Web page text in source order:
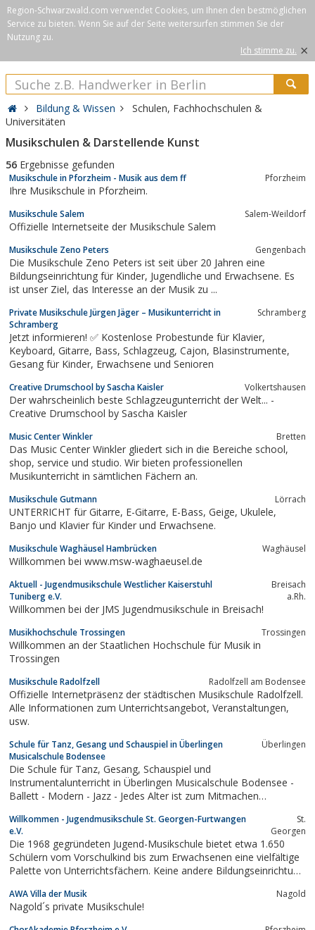
Region-Schwarzwald.com verwendet Cookies, um Ihnen den bestmöglichen
Service zu bieten. Wenn Sie auf der Seite weitersurfen stimmen Sie der
Nutzung zu.
Ich stimme zu. ×
Bildung & Wissen
Schulen, Fachhochschulen &
Universitäten
Musikschulen & Darstellende Kunst
56 Ergebnisse gefunden
Musikschule in Pforzheim - Musik aus dem ff Pforzheim
Ihre Musikschule in Pforzheim.
Musikschule Salem Salem-Weildorf
Offizielle Internetseite der Musikschule Salem
Musikschule Zeno Peters Gengenbach
Die Musikschule Zeno Peters ist seit über 20 Jahren eine
Bildungseinrichtung für Kinder, Jugendliche und Erwachsene. Es
ist unser Ziel, das Interesse an der Musik zu ...
Private Musikschule Jürgen Jäger – Musikunterricht in
Schramberg
Schramberg
Jetzt informieren! ✅ Kostenlose Probestunde für Klavier,
Keyboard, Gitarre, Bass, Schlagzeug, Cajon, Blasinstrumente,
Gesang für Kinder, Erwachsene und Senioren
Creative Drumschool by Sascha Kaisler Volkertshausen
Der wahrscheinlich beste Schlagzeugunterricht der Welt... -
Creative Drumschool by Sascha Kaisler
Music Center Winkler Bretten
Das Music Center Winkler gliedert sich in die Bereiche school,
shop, service und studio. Wir bieten professionellen
Musikunterricht in sämtlichen Fächern an.
Musikschule Gutmann Lörrach
UNTERRICHT für Gitarre, E-Gitarre, E-Bass, Geige, Ukulele,
Banjo und Klavier für Kinder und Erwachsene.
Musikschule Waghäusel Hambrücken Waghäusel
Willkommen bei www.msw-waghaeusel.de
Aktuell - Jugendmusikschule Westlicher Kaiserstuhl
Tuniberg e.V.
Breisach
a.Rh.
Willkommen bei der JMS Jugendmusikschule in Breisach!
Musikhochschule Trossingen Trossingen
Willkommen an der Staatlichen Hochschule für Musik in
Trossingen
Musikschule Radolfzell Radolfzell am Bodensee
Offizielle Internetpräsenz der städtischen Musikschule Radolfzell.
Alle Informationen zum Unterrichtsangebot, Veranstaltungen,
usw.
Schule für Tanz, Gesang und Schauspiel in Überlingen
Musicalschule Bodensee
Überlingen
Die Schule für Tanz, Gesang, Schauspiel und
Instrumentalunterricht in Überlingen Musicalschule Bodensee -
Ballett - Modern - Jazz - Jedes Alter ist zum Mitmachen
Willkommen - Jugendmusikschule St. Georgen-Furtwangen
e.V.
St.
Georgen
Die 1968 gegründeten Jugend-Musikschule bietet etwa 1.650
Schülern vom Vorschulkind bis zum Erwachsenen eine vielfältige
Palette von Unterrichtsfächern. Keine andere Bildungseinrichtung
Lebensabschnitt. Die Musikalische oder Instrumentale
Früherziehung ermöglicht den Kindern...
AWA Villa der Musik Nagold
Nagold´s private Musikschule!